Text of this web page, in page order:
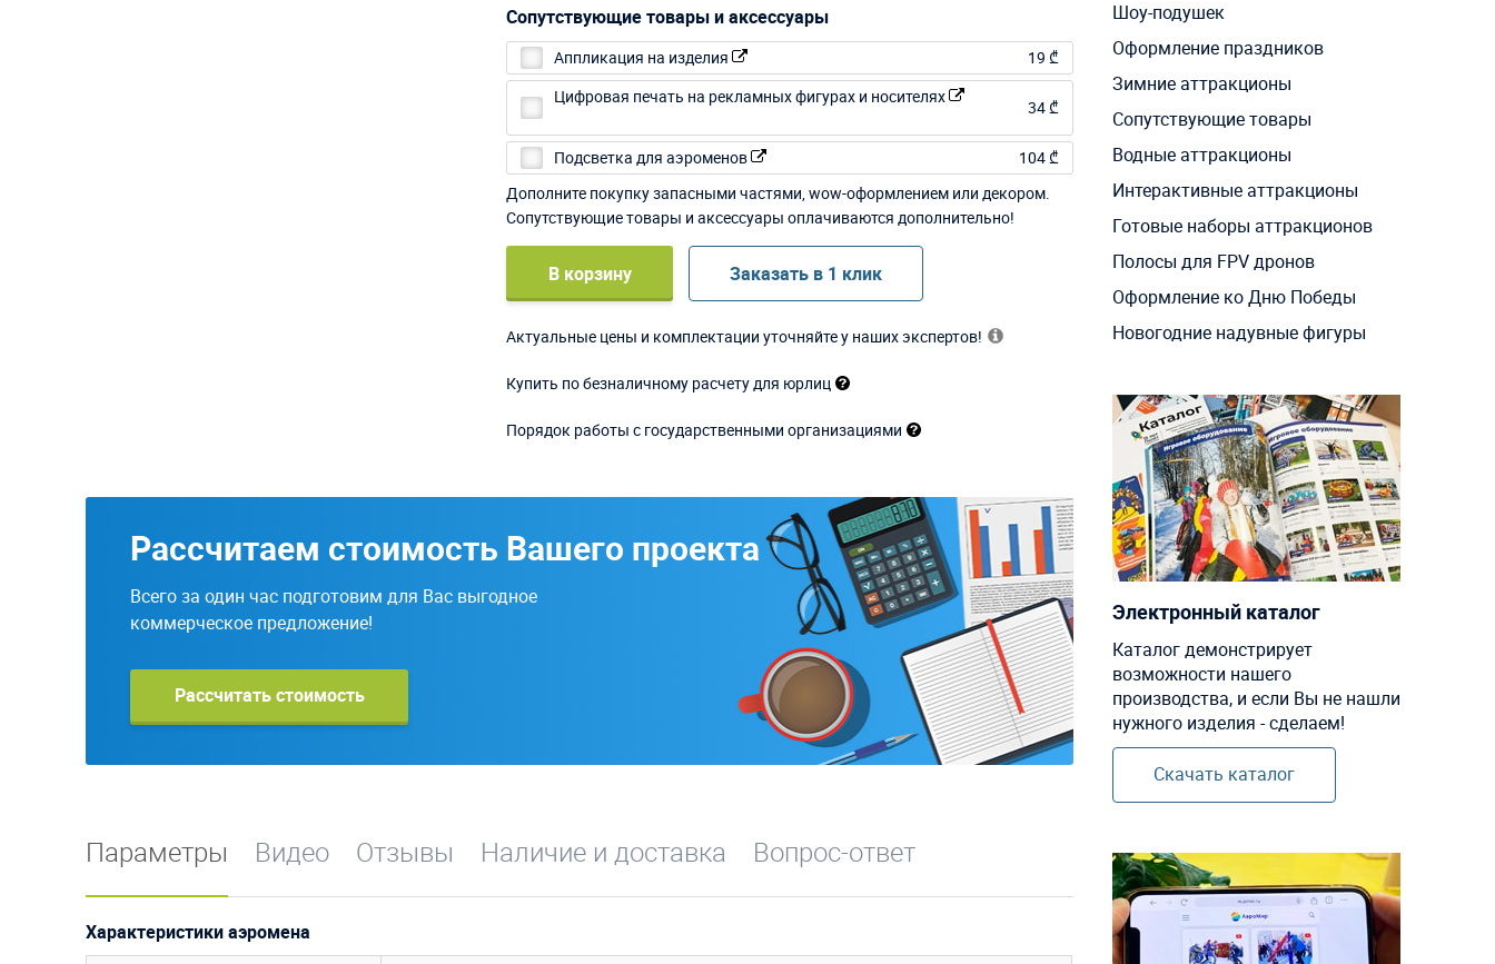
Сопутствующие товары и аксессуары
Аппликация на изделия
19 ₾
Цифровая печать на рекламных фигурах и носителях
34 ₾
Подсветка для аэроменов
104 ₾
Дополните покупку запасными частями, wow-оформлением или декором.
Сопутствующие товары и аксессуары оплачиваются дополнительно!
В корзину Заказать в 1 клик
Актуальные цены и комплектации уточняйте у наших экспертов!
Купить по безналичному расчету для юрлиц
Порядок работы с государственными организациями
Рассчитаем стоимость Вашего проекта
Всего за один час подготовим для Вас выгодное
коммерческое предложение!
Рассчитать стоимость
Параметры Видео Отзывы Наличие и доставка Вопрос-ответ
Характеристики аэромена
Шоу-подушек
Оформление праздников
Зимние аттракционы
Сопутствующие товары
Водные аттракционы
Интерактивные аттракционы
Готовые наборы аттракционов
Полосы для FPV дронов
Оформление ко Дню Победы
Новогодние надувные фигуры
Электронный каталог
Каталог демонстрирует
возможности нашего
производства, и если Вы не нашли
нужного изделия - сделаем!
Скачать каталог